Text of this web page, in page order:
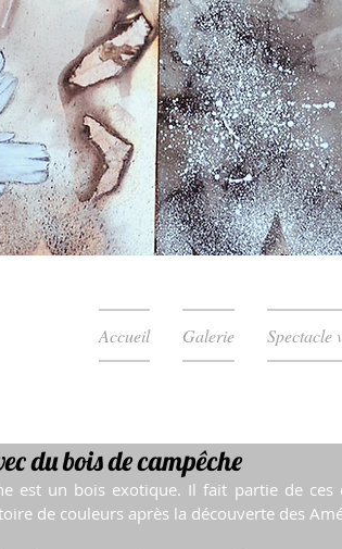
Accueil Galerie Spectacle
du bois de campêche
est un bois exotique. Il fait partie de ces
de couleurs après la découverte des